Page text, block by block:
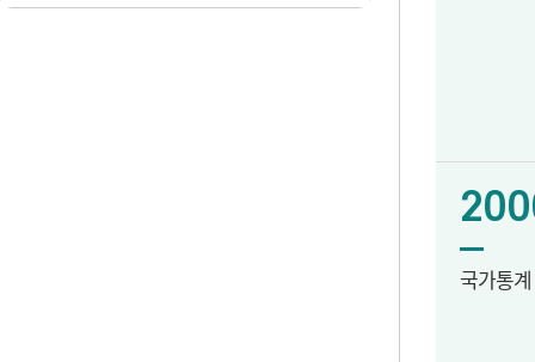
국가통